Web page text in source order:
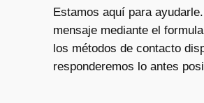
Estamos aquí para
mensaje mediante el
los métodos de contacto
responderemos lo antes